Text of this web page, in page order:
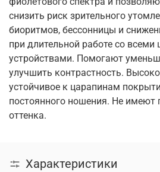
снизить риск зрительного
биоритмов, бессонницы и
при длительной работе со
устройствами. Помогают
улучшить контрастность.
устойчивое к царапинам
постоянного ношения. Не имеют
оттенка.
Характеристики